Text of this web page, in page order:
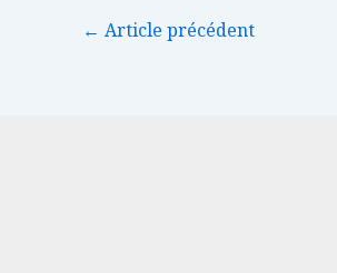
← Article précédent